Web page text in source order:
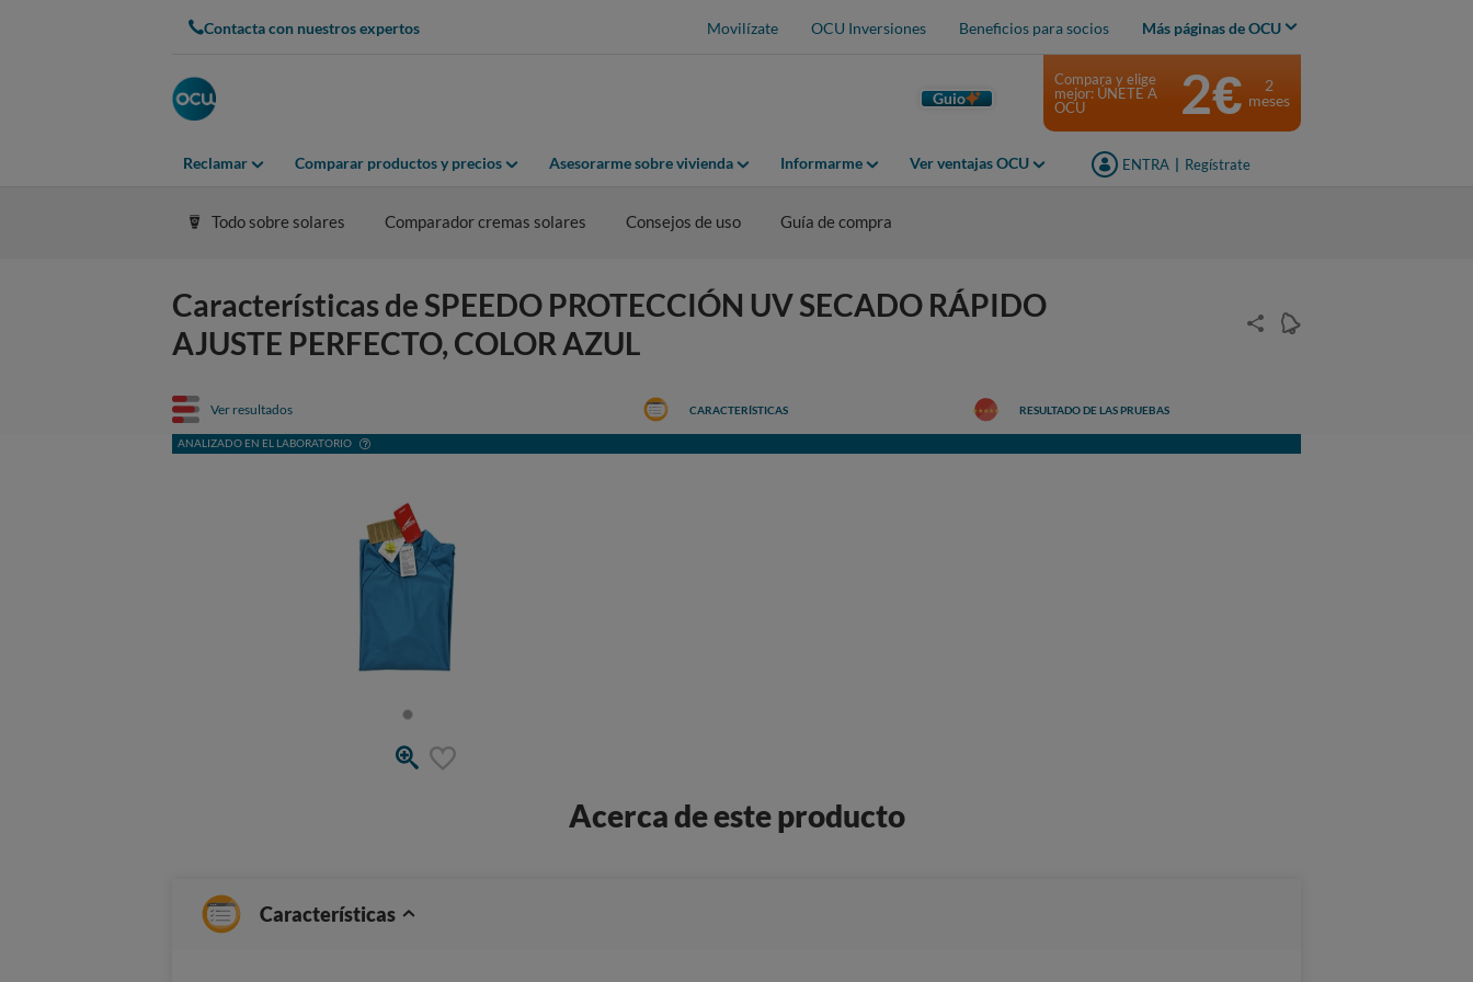
Contacta con nuestros expertos Movilízate OCU Inversiones Beneficios para socios Más páginas de OCU
Guio
Reclamar Comparar productos y precios Asesorarme sobre vivienda Informarme Ver ventajas OCU ENTRA Regístrate
Compara y elige
mejor: ÚNETE A
OCU
2€
2
meses
Todo sobre solares Comparador cremas solares Consejos de uso Guía de compra
Características de SPEEDO PROTECCIÓN UV SECADO RÁPIDO
AJUSTE PERFECTO, COLOR AZUL
Ver resultados
ANALIZADO EN EL LABORATORIO
CARACTERÍSTICAS RESULTADO DE LAS PRUEBAS
Acerca de este producto
Características